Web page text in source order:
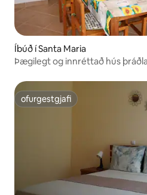
Íbúð í Santa Maria
Þægilegt og innréttað hús
ofurgestgjafi
ofurgestgjafi